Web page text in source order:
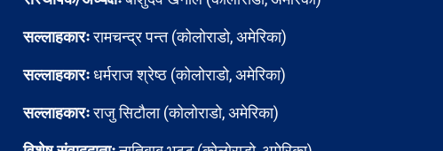
सल्लाहकारःरामचन्द्र पन्त (कोलोराडो, अमेरिका)
सल्लाहकारःधर्मराज श्रेष्ठ (कोलोराडो, अमेरिका)
सल्लाहकारःराजु सिटौला (कोलोराडो, अमेरिका)